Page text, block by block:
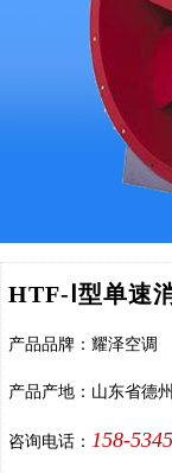
HTF-Ⅰ型单速
产品品牌：耀泽空调
产品产地：山东省德
咨询电话： 158-